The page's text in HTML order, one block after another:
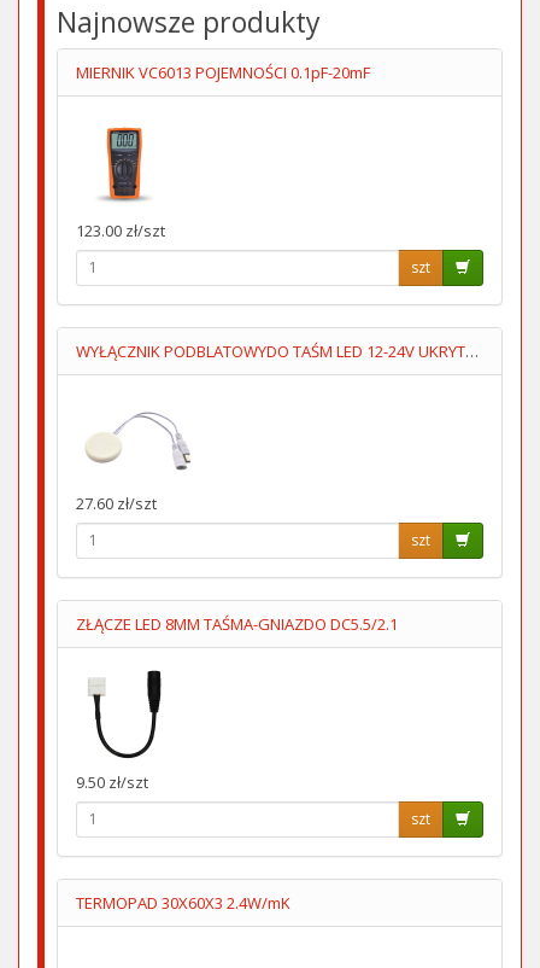
Najnowsze produkty
MIERNIK VC6013 POJEMNOŚCI 0.1pF-20mF
123.00 zł/szt
szt
WYŁĄCZNIK PODBLATOWYDO TAŚM LED 12-24V UKRYTY,PRZYKLEJANY
27.60 zł/szt
szt
ZŁĄCZE LED 8MM TAŚMA-GNIAZDO DC5.5/2.1
9.50 zł/szt
szt
TERMOPAD 30X60X3 2.4W/mK